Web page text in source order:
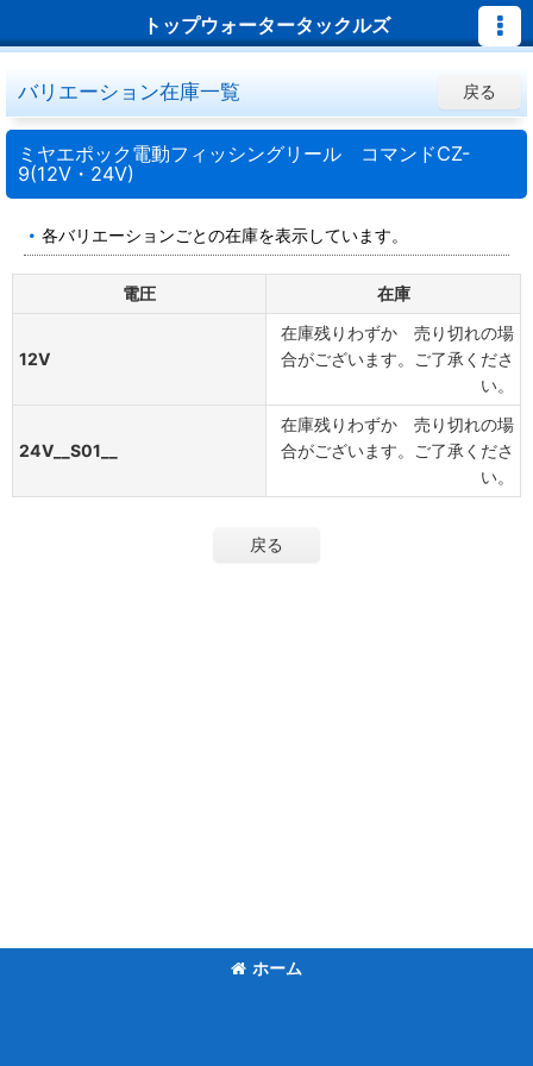
トップウォータータックルズ
バリエーション在庫一覧 戻る
ミヤエポック電動フィッシングリール コマンドCZ-
9(12V・24V)
各バリエーションごとの在庫を表示しています。
電圧 在庫
12V
在庫残りわずか 売り切れの場
合がございます。ご了承くださ
い。
24V__S01__
在庫残りわずか 売り切れの場
合がございます。ご了承くださ
い。
戻る
ホーム